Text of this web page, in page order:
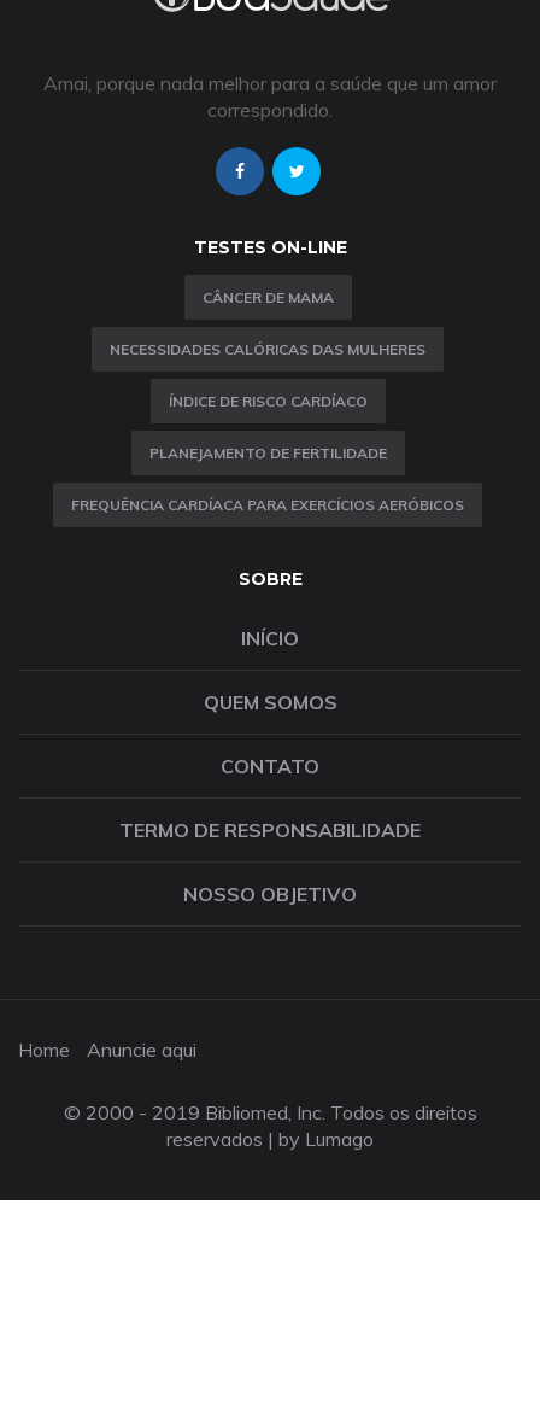
Amai, porque nada melhor para a saúde que um amor
correspondido.
TESTES ON-LINE
CÂNCER DE MAMA
NECESSIDADES CALÓRICAS DAS MULHERES
ÍNDICE DE RISCO CARDÍACO
PLANEJAMENTO DE FERTILIDADE
FREQUÊNCIA CARDÍACA PARA EXERCÍCIOS AERÓBICOS
SOBRE
INÍCIO
QUEM SOMOS
CONTATO
TERMO DE RESPONSABILIDADE
NOSSO OBJETIVO
Home Anuncie aqui
© 2000 - 2019 Bibliomed, Inc. Todos os direitos
reservados | by Lumago